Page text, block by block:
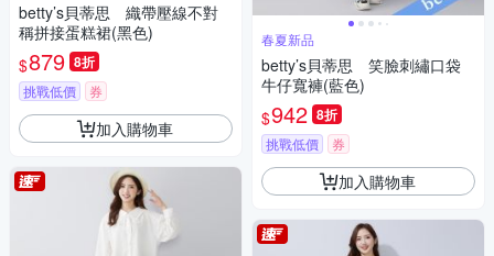
betty’s貝蒂思 織帶壓線不對
稱拼接蛋糕裙(黑色)
$879 8折
挑戰低價 券
加入購物車
春夏新品
betty’s貝蒂思 笑臉刺繡口袋
牛仔寬褲(藍色)
$942 8折
挑戰低價 券
加入購物車